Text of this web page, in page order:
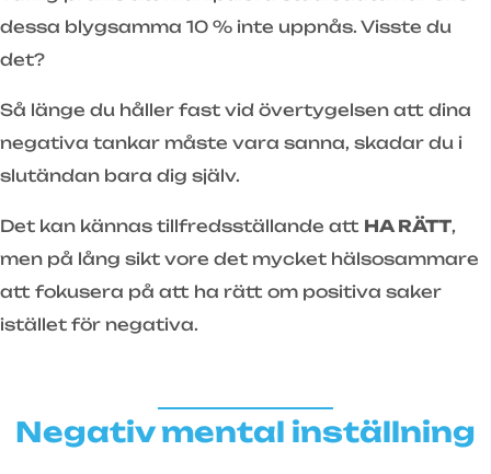
dessa blygsamma 10 % inte uppnås. Visste du
det?
Så länge du håller fast vid övertygelsen att dina
negativa tankar måste vara sanna, skadar du i
slutändan bara dig själv.
Det kan kännas tillfredsställande att HA RÄTT,
men på lång sikt vore det mycket hälsosammare
att fokusera på att ha rätt om positiva saker
istället för negativa.
Negativ mental inställning